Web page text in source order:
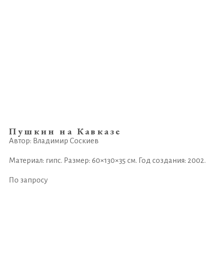
Пушкин на Кавказе
Автор: Владимир Соскиев
Материал: гипс. Размер: 60×130×35 см. Год создания: 2002.
По запросу